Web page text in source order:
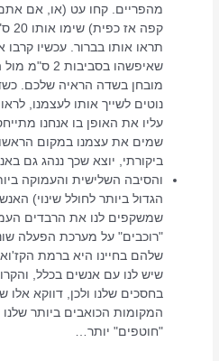
מהפריים. קחו עט (או, אם
תראו אותו בברור. עכשיו קרבו
שאיפשהו
מובחן בשדה הראיה שלכם.
נוטים לשייך אותו לעצמנו,
עליו את האופן בו אנחנו
שמים את עצמנו במקום
ביקורתי, יוצא שכך ננהג גם
והסיבה השלישית והעמוקה
הגדול ביותר לחולל שינוי)
שמשקפים לנו את הרבדים
"רוכבים" על מערכת הפעלה
שלהם בחיינו היא ברמת
שיש לנו עם אנשים בכלל,
בחסכים שלנו ולכן, דווקא אלו
המקומות הכואבים ביותר שלנו
"חוטפים" יותר…